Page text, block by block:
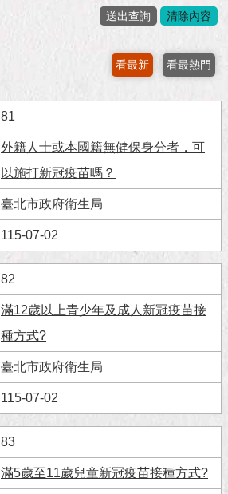
看最新 看最熱門
81
外籍人士或本國籍無健保身分者，可
以施打新冠疫苗嗎？
臺北市政府衛生局
115-07-02
82
滿12歲以上青少年及成人新冠疫苗接
種方式?
臺北市政府衛生局
115-07-02
83
滿5歲至11歲兒童新冠疫苗接種方式?